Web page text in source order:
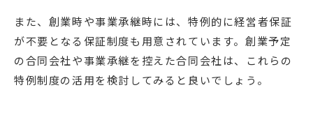
また、創業時や事業承継時には、特例的に経営者保証
が不要となる保証制度も用意されています。創業予定
の合同会社や事業承継を控えた合同会社は、これらの
特例制度の活用を検討してみると良いでしょう。